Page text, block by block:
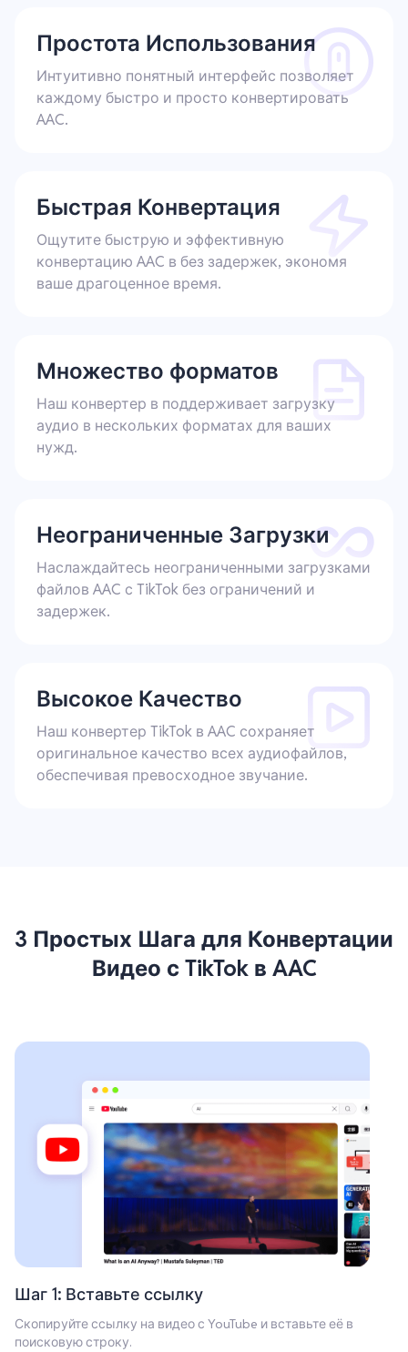
Простота Использования
Интуитивно понятный интерфейс позволяет
каждому быстро и просто конвертировать
AAC.
Быстрая Конвертация
Ощутите быструю и эффективную
конвертацию AAC в без задержек, экономя
ваше драгоценное время.
Множество форматов
Наш конвертер в поддерживает загрузку
аудио в нескольких форматах для ваших
нужд.
Неограниченные Загрузки
Наслаждайтесь неограниченными загрузками
файлов AAC с TikTok без ограничений и
задержек.
Высокое Качество
Наш конвертер TikTok в AAC сохраняет
оригинальное качество всех аудиофайлов,
обеспечивая превосходное звучание.
3 Простых Шага для Конвертации
Видео с TikTok в AAC
Шаг 1: Вставьте ссылку
Скопируйте ссылку на видео с YouTube и вставьте её в
поисковую строку.